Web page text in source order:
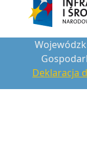
Deklaracja